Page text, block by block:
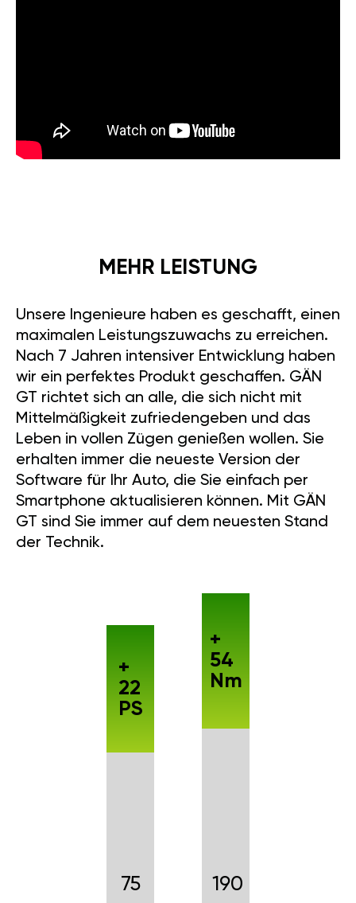
maximalen Leistungszuwachs zu erreichen.
Nach 7 Jahren intensiver Entwicklung haben
wir ein perfektes Produkt geschaffen. GÄN
GT richtet sich an alle, die sich nicht mit
Mittelmäßigkeit zufriedengeben und das
Leben in vollen Zügen genießen wollen. Sie
erhalten immer die neueste Version der
Software für Ihr Auto, die Sie einfach per
Smartphone aktualisieren können. Mit GÄN
GT sind Sie immer auf dem neuesten Stand
der Technik.
22
PS
54
Nm